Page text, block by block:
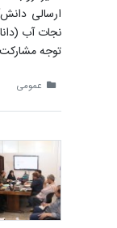
ارسالی
توجه
عمومی